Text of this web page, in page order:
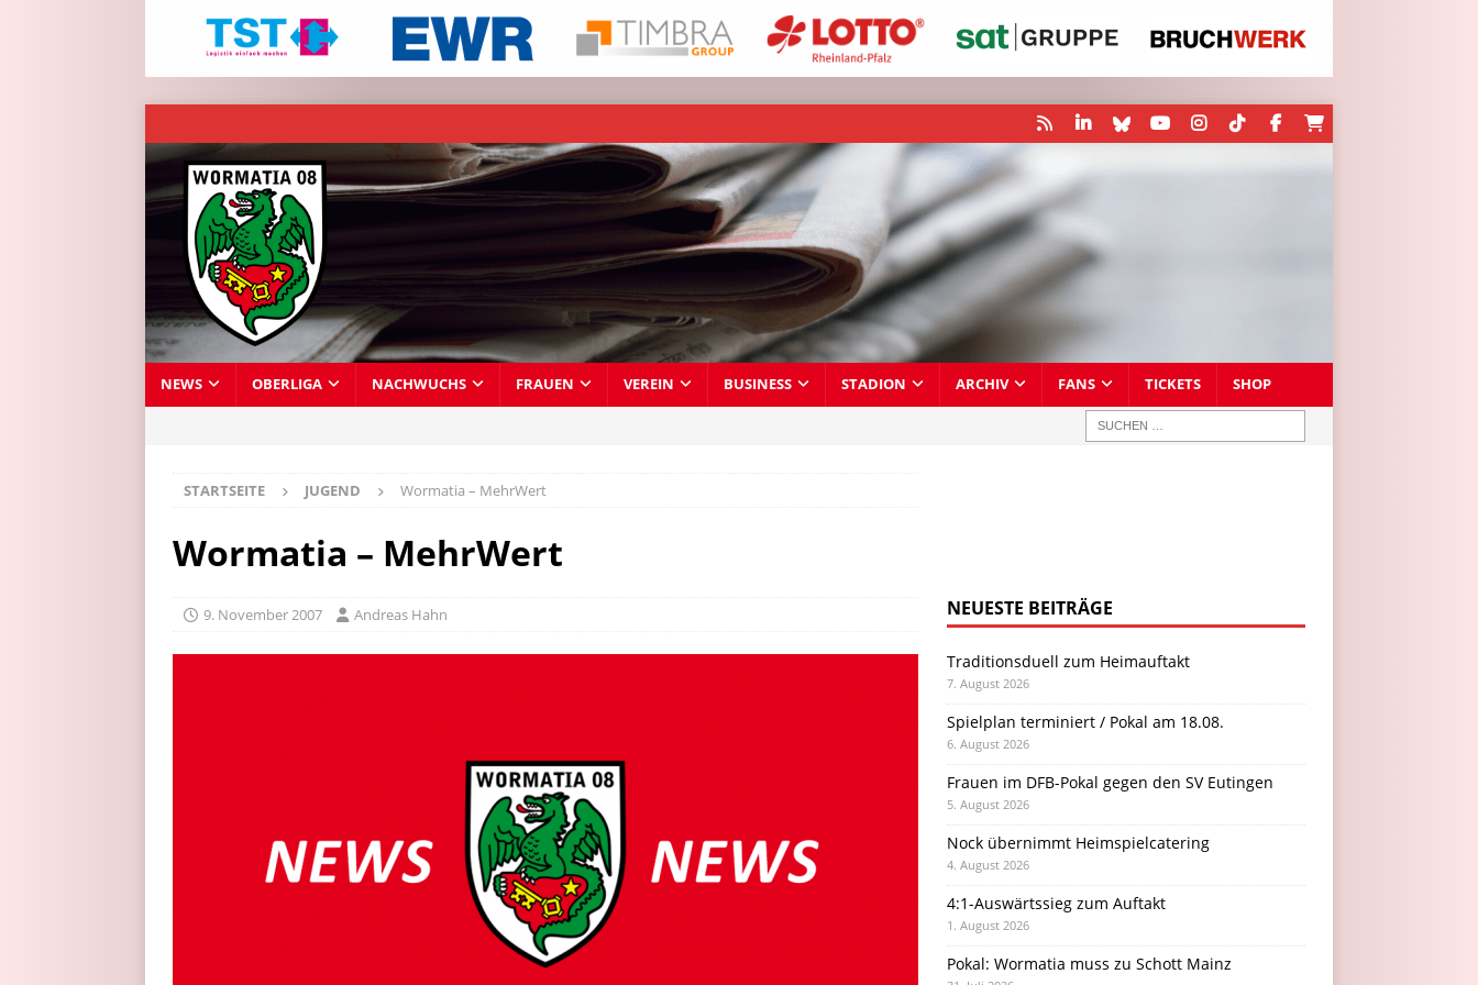
NEWS OBERLIGA NACHWUCHS FRAUEN VEREIN BUSINESS STADION ARCHIV FANS TICKETS SHOP
STARTSEITE JUGEND Wormatia – MehrWert
Wormatia – MehrWert
9. November 2007 Andreas Hahn NEUESTE BEITRÄGE
Traditionsduell zum Heimauftakt
7. August 2026
Spielplan terminiert / Pokal am 18.08.
6. August 2026
Frauen im DFB-Pokal gegen den SV Eutingen
5. August 2026
Nock übernimmt Heimspielcatering
4. August 2026
4:1-Auswärtssieg zum Auftakt
1. August 2026
Pokal: Wormatia muss zu Schott Mainz